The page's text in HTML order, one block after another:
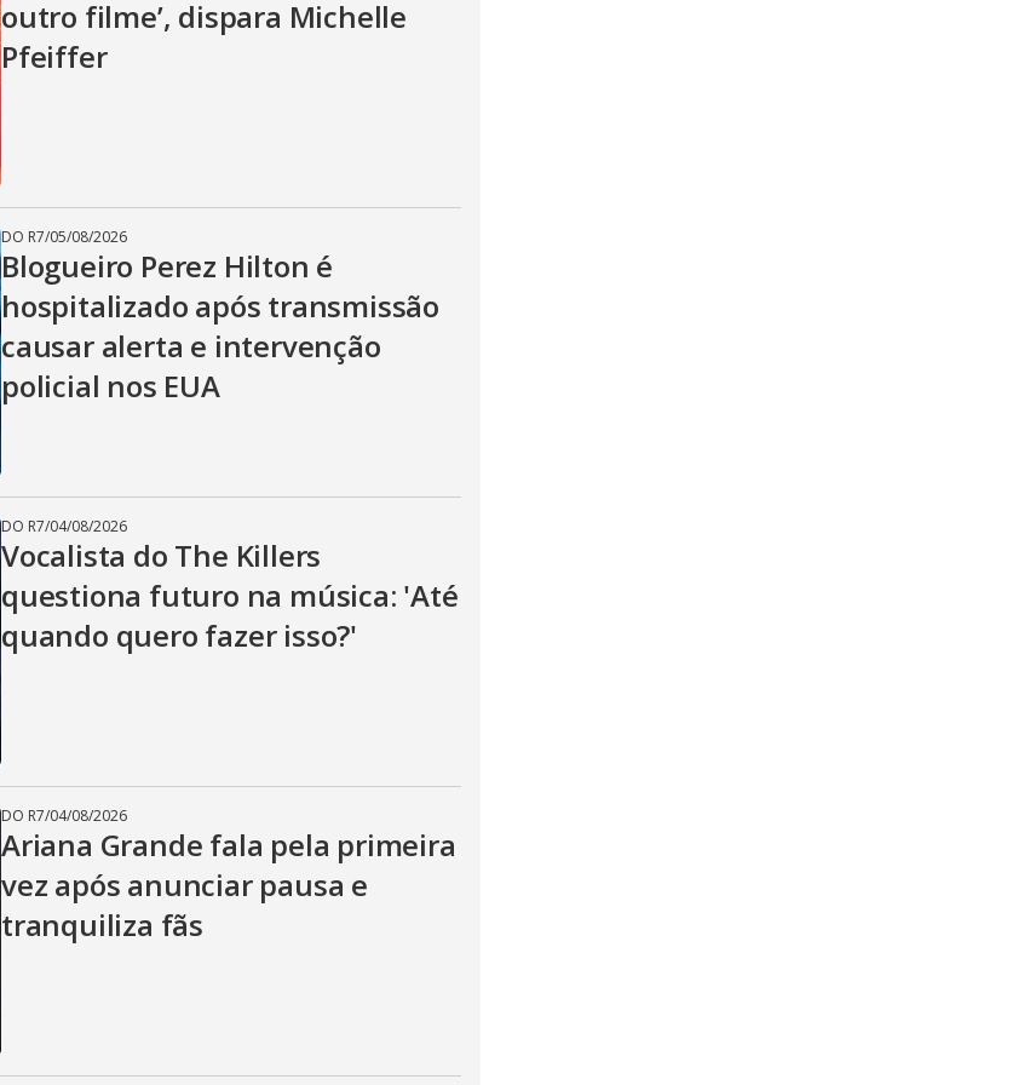
outro filme’, dispara Michelle
Pfeiffer
DO R7/05/08/2026
Blogueiro Perez Hilton é
hospitalizado após transmissão
causar alerta e intervenção
policial nos EUA
DO R7/04/08/2026
Vocalista do The Killers
questiona futuro na música: 'Até
quando quero fazer isso?'
DO R7/04/08/2026
Ariana Grande fala pela primeira
vez após anunciar pausa e
tranquiliza fãs